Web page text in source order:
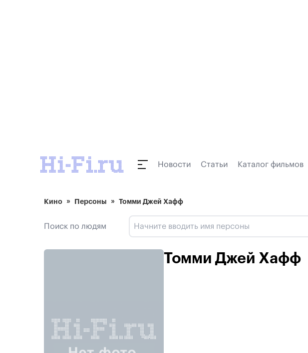
Новости Статьи Каталог фильмов
Кино Персоны Томми Джей Хафф
Поиск по людям
Томми Джей Хафф